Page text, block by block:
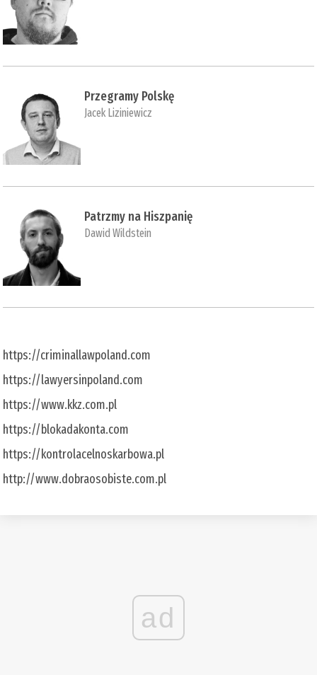
Przegramy Polskę
Jacek Liziniewicz
Patrzmy na Hiszpanię
Dawid Wildstein
https://criminallawpoland.com
https://lawyersinpoland.com
https://www.kkz.com.pl
https://blokadakonta.com
https://kontrolacelnoskarbowa.pl
http://www.dobraosobiste.com.pl
ad